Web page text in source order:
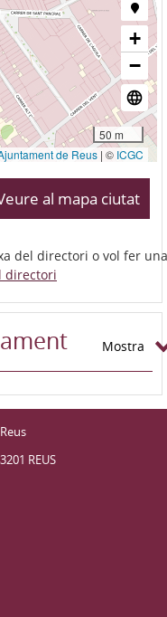
al mapa ciutat
del directori o vol fer una
directori
Mostra
REUS